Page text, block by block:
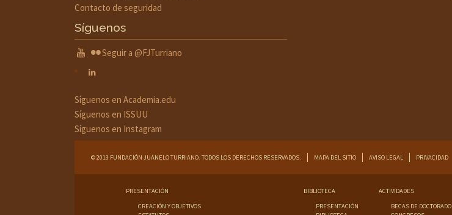
Contacto de seguridad
Síguenos
Seguir a @FJTurriano
Síguenos en Academia.edu
Síguenos en ISSUU
Síguenos en Instagram
© 2013 FUNDACIÓN JUANELO TURRIANO. TODOS LOS DERECHOS RESERVADOS. MAPA DEL SITIO AVISO LEGAL PRIVACIDAD
PRESENTACIÓN
CREACIÓN Y OBJETIVOS
BIBLIOTECA
PRESENTACIÓN
ACTIVIDADES
BECAS DE DOCTORADO